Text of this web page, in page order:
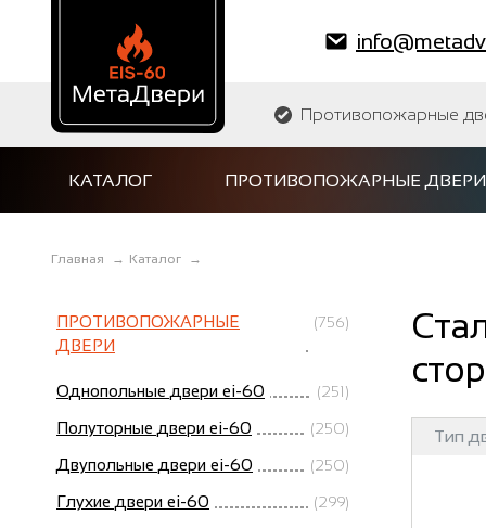
Противопожарные
КАТАЛОГ ПРОТИВОПОЖАРНЫЕ ДВЕРИ
Главная → Каталог →
ПРОТИВОПОЖАРНЫЕ
ДВЕРИ
(756)
Однопольные двери ei-60 (251)
Полуторные двери ei-60 (250)
Двупольные двери ei-60 (250)
Глухие двери ei-60 (299)
Тип